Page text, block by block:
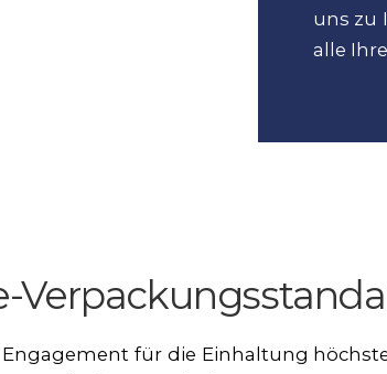
uns zu
alle
für die Einhaltung